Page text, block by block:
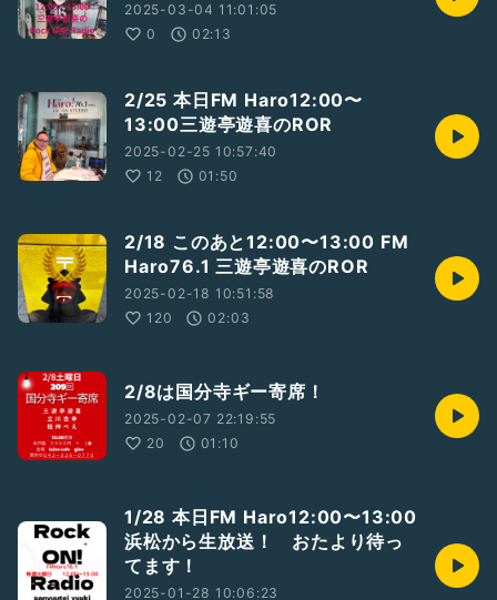
2025-03-04 11:01:05
0
02:13
2/25 本日FM Haro12:00〜
13:00三遊亭遊喜のROR
2025-02-25 10:57:40
12
01:50
2/18 このあと12:00〜13:00 FM
Haro76.1 三遊亭遊喜のROR
2025-02-18 10:51:58
120
02:03
2/8は国分寺ギー寄席！
2025-02-07 22:19:55
20
01:10
1/28 本日FM Haro12:00〜13:00
浜松から生放送！ おたより待っ
てます！
2025-01-28 10:06:23